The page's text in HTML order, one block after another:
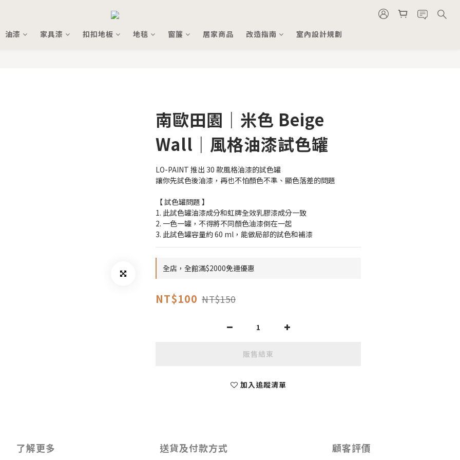
油漆 家具漆 扣扣地板 地毯 窗簾 居家商品 改造指南 室內設計規劃
南歐田園｜米色 Beige
Wall｜風格油漆試色罐
LO-PAINT 推出 30 款風格油漆的試色罐
讓你先試色後油漆，再也不怕顏色不準、顯色落差的問題
【 試色罐問題 】
1. 此試色罐油漆成分和虹牌全效乳膠漆成分一致
2. 一色一罐，不得將不同顏色油漆倒在一起
3. 此試色罐容量約 60 ml，能做局部的試色和補漆
全店，全館滿$2000免運優惠
NT$100 NT$150
販售結束
加入追蹤清單
了解更多 送貨及付款方式 顧客評價